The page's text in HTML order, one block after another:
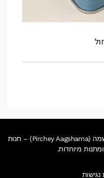
© כל הזכויות שמורות לאתר פרחי ההגשמה (Pirchey Aagshama) – חנות
מיוחדות.